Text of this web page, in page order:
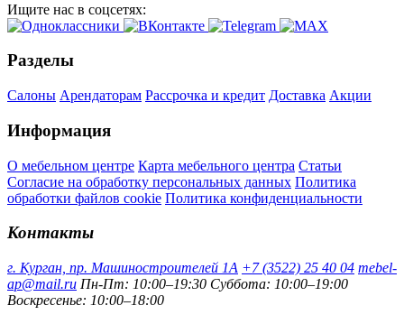
Ищите нас в соцсетях:
Разделы
Салоны Арендаторам Рассрочка и кредит Доставка Акции
Информация
О мебельном центре Карта мебельного центра Статьи
Согласие на обработку персональных данных Политика
обработки файлов cookie Политика конфиденциальности
Контакты
г. Курган, пр. Машиностроителей 1А +7 (3522) 25 40 04 mebel-
ap@mail.ru Пн-Пт: 10:00–19:30 Суббота: 10:00–19:00
Воскресенье: 10:00–18:00